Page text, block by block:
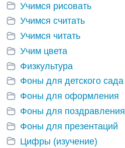
Учимся рисовать
Учимся считать
Учимся читать
Учим цвета
Физкультура
Фоны для детского сада
Фоны для оформления
Фоны для поздравления
Фоны для презентаций
Цифры (изучение)